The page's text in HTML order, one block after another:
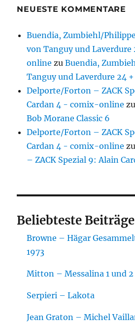
NEUESTE KOMMENTARE
Buendia, Zumbiehl/
von Tanguy und
online zuBuendia,
Tanguy und Laverdure 24
Delporte/Forton – ZACK
Cardan 4 - comix-online
Bob Morane Classic 6
Delporte/Forton – ZACK
Cardan 4 - comix-online
– ZACK Spezial 9: Alain
Beliebteste Beiträge
Browne – Hägar
1973
Mitton – Messalina 1 und 2
Serpieri – Lakota
Jean Graton – Michel